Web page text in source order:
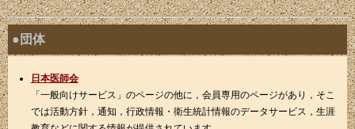
●団体
日本医師会
「一般向けサービス」のページの他に，会員専用のページがあり，そこ
では活動方針，通知，行政情報・衛生統計情報のデータサービス，生涯